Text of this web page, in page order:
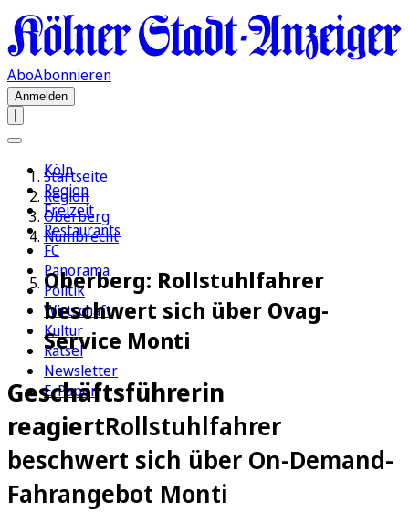
AboAbonnieren
Anmelden
Köln
Region
Freizeit
Restaurants
FC
Panorama
Politik
Wirtschaft
Kultur
Rätsel
Newsletter
E-Paper
Startseite
Region
Oberberg
Nümbrecht
Oberberg: Rollstuhlfahrer
beschwert sich über Ovag-
Service Monti
Geschäftsführerin
reagiertRollstuhlfahrer
beschwert sich über On-Demand-
Fahrangebot Monti